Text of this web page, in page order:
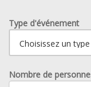
Type d'événement
Nombre de